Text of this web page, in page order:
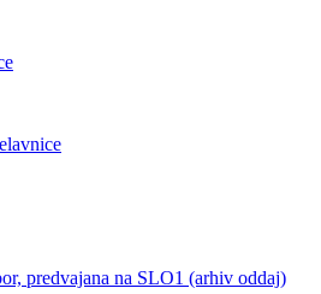
predvajana na SLO1 (arhiv oddaj)